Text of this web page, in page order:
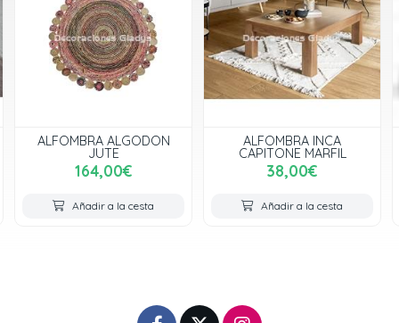
ALGODON
Añadir a la cesta
ALFOMBRA INCA
CAPITONE MARFIL
Añadir a la cesta